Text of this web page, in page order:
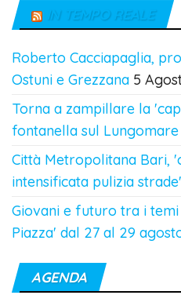
IN TEMPO REALE
Roberto Cacciapaglia,
Ostuni e Grezzana 5
Torna a zampillare la
fontanella sul
Città Metropolitana Bari,
intensificata pulizia strade'
Giovani e futuro tra i
Piazza' dal 27 al 29
AGENDA